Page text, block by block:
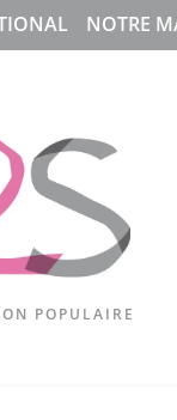
NOTRE
POPULAIRE